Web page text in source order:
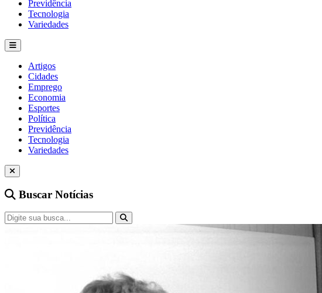
Previdência
Tecnologia
Variedades
Artigos
Cidades
Emprego
Economia
Esportes
Política
Previdência
Tecnologia
Variedades
Buscar Notícias